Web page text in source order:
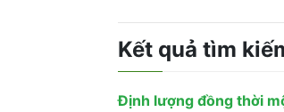
Kết quả tìm
Định lượng đồng thời